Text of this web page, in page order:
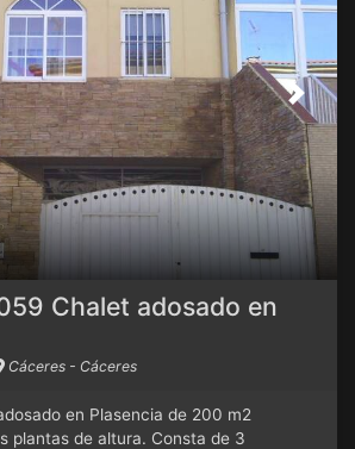
Chalet adosado en
Cáceres - Cáceres
Next
en Plasencia de 200 m2
plantas de altura. Consta de 3